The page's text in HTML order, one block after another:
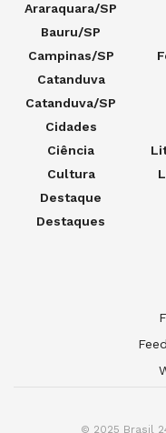
Araraquara/SP
Bauru/SP
Campinas/SP
Catanduva
Catanduva/SP
Cidades
Ciência
Cultura
Destaque
Destaques
© 2025 Brasil